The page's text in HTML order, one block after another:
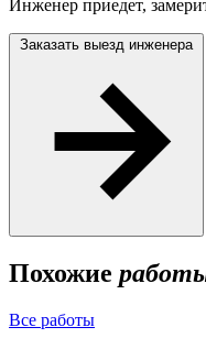
Инженер приедет,
Заказать выезд инженера
Похожие
Все работы